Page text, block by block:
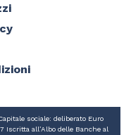
sociale: deliberato Euro
all’Albo delle Banche al